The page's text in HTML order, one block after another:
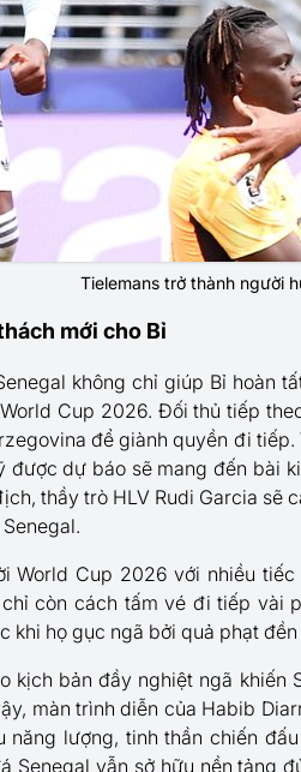
Tielemans trở thành người
mới cho Bỉ
không chỉ giúp Bỉ hoàn
Cup 2026. Đối thủ tiếp
để giành quyền đi
được dự báo sẽ mang đến bài
thầy trò HLV Rudi Garcia sẽ
World Cup 2026 với nhiều
còn cách tấm vé đi tiếp vài
khi họ gục ngã bởi quả phạt
kịch bản đầy nghiệt ngã khiến
màn trình diễn của Habib
năng lượng, tinh thần chiến
Senegal vẫn sở hữu nền tảng